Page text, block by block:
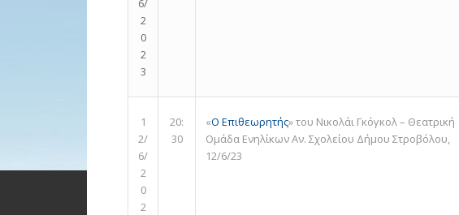
6/
2
0
2
3
1
2/
6/
2
0
2
20:
30
«Ο Επιθεωρητής» του Νικολάι Γκόγκολ – Θεατρική
Ομάδα Ενηλίκων Αν. Σχολείου Δήμου Στροβόλου,
12/6/23